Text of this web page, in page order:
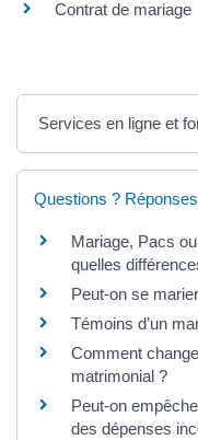
Contrat de mariage
Services en ligne et
Questions ?
Mariage, Pacs
quelles
Peut-on se
Témoins d’un
Comment
matrimonial ?
Peut-on
des dépenses